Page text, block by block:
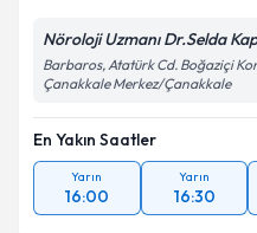
Nöroloji Uzmanı Dr.Selda
Barbaros, Atatürk Cd. Boğaziçi
Çanakkale Merkez/Çanakkale
En Yakın Saatler
Yarın
16:00
Yarın
16:30